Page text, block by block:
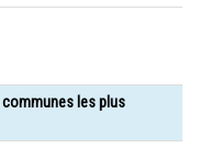
les plus